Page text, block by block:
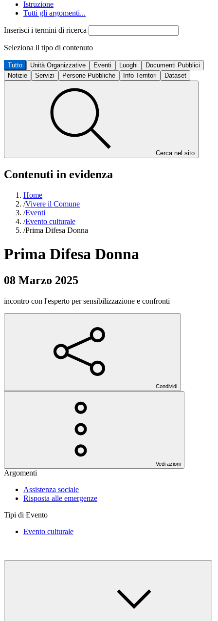
Istruzione
Tutti gli argomenti...
Inserisci i termini di ricerca
Seleziona il tipo di contenuto
Tutto Unità Organizzative Eventi Luoghi
Documenti Pubblici
Notizie
Servizi Persone Pubbliche Info Territori Dataset
Cerca nel sito
Contenuti in evidenza
Home
/Vivere il Comune
/Eventi
/Evento culturale
/Prima Difesa Donna
Prima Difesa Donna
08 Marzo 2025
incontro con l'esperto per sensibilizzazione e confronti
Condividi
Vedi azioni
Argomenti
Assistenza sociale
Risposta alle emergenze
Tipi di Evento
Evento culturale